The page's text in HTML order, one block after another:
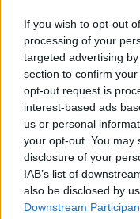
If you wish to opt-out
processing of your
targeted advertising
section to confirm
opt-out request is
interest-based ads
us or personal
your opt-out. You may
disclosure of your
IAB’s list of
also be disclosed by
Downstream